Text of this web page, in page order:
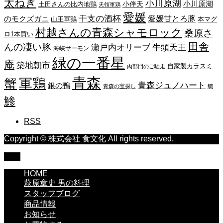
太ねぎ 土田さんの比内地鶏 天領軍鶏 小伴天 小川原湖 小川原湖
のモクズガニ 山王軍鶏 干支の酒杯 愛媛 愛媛甘とろ豚 本マグ
ロ1本買い 村越さんの青森シャモロック 桑原さ
んの凄い豚 海峡サーモン 瀬戸内オリーブ 牛頭天王 田舎
庵 築地朝市 緑の一番星 肉部門のご馳走 自家製カラスミ
蟹軍鶏 銀の鴨 青森 青森の宝探し 青森ジュノハート 鯛
鯵
RSS
Copyright © 株式会社 食文化 All rights reserved.
HOME
萩原章史 男の料理
スタッフブログ
商品情報
お知らせ